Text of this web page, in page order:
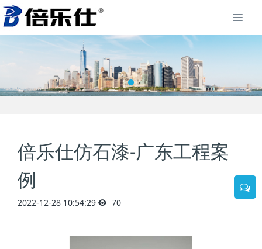
倍乐仕仿石漆-广东工程案
例
2022-12-28 10:54:29 70